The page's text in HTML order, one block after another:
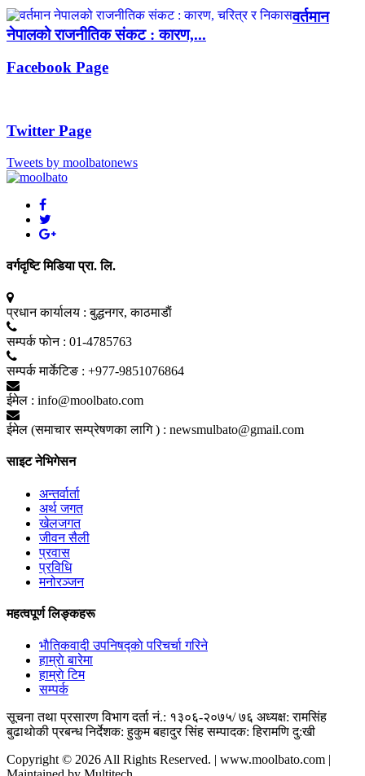
वर्तमान
नेपालको राजनीतिक संकट : कारण,...
Facebook Page
Twitter Page
Tweets by moolbatonews
वर्गदृष्टि मिडिया प्रा. लि.
प्रधान कार्यालय : बुद्धनगर, काठमाडाैं
सम्पर्क फाेन : 01-4785763
सम्पर्क मार्केटिङ : +977-9851076864
ईमेल : info@moolbato.com
ईमेल (समाचार सम्प्रेषणका लागि ) : newsmulbato@gmail.com
साइट नेभिगेसन
अन्तर्वार्ता
अर्थ जगत
खेलजगत
जीवन सैली
प्रवास
प्रविधि
मनोरञ्जन
महत्वपूर्ण लिङ्कहरू
भाैतिकवादी उपनिषद्काे परिचर्चा गरिने
हाम्राे बारेमा
हाम्राे टिम
सम्पर्क
सूचना तथा प्रसारण विभाग दर्ता नं.: १३०६-२०७५/ ७६ अध्यक्ष: रामसिंह
बुढाथाेकी प्रबन्ध निर्देशक: हुकुम बहादुर सिंह सम्पादक: हिरामणि दु:खी
Copyright © 2026 All Rights Reserved. | www.moolbato.com |